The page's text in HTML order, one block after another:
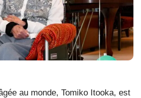
au monde, Tomiko Itooka, est